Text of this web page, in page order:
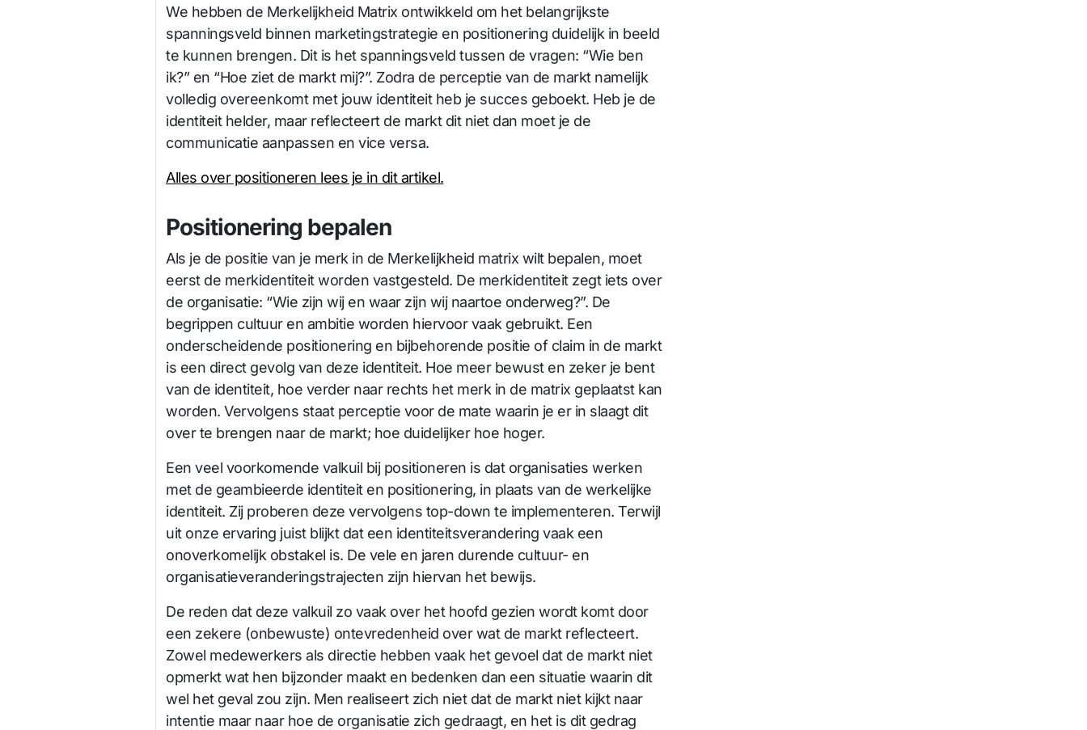
We hebben de Merkelijkheid Matrix ontwikkeld om het belangrijkste
spanningsveld binnen marketingstrategie en positionering duidelijk in beeld
te kunnen brengen. Dit is het spanningsveld tussen de vragen: “Wie ben
ik?” en “Hoe ziet de markt mij?”. Zodra de perceptie van de markt namelijk
volledig overeenkomt met jouw identiteit heb je succes geboekt. Heb je de
identiteit helder, maar reflecteert de markt dit niet dan moet je de
communicatie aanpassen en vice versa.
Alles over positioneren lees je in dit artikel.
Positionering bepalen
Als je de positie van je merk in de Merkelijkheid matrix wilt bepalen, moet
eerst de merkidentiteit worden vastgesteld. De merkidentiteit zegt iets over
de organisatie: “Wie zijn wij en waar zijn wij naartoe onderweg?”. De
begrippen cultuur en ambitie worden hiervoor vaak gebruikt. Een
onderscheidende positionering en bijbehorende positie of claim in de markt
is een direct gevolg van deze identiteit. Hoe meer bewust en zeker je bent
van de identiteit, hoe verder naar rechts het merk in de matrix geplaatst kan
worden. Vervolgens staat perceptie voor de mate waarin je er in slaagt dit
over te brengen naar de markt; hoe duidelijker hoe hoger.
Een veel voorkomende valkuil bij positioneren is dat organisaties werken
met de geambieerde identiteit en positionering, in plaats van de werkelijke
identiteit. Zij proberen deze vervolgens top-down te implementeren. Terwijl
uit onze ervaring juist blijkt dat een identiteitsverandering vaak een
onoverkomelijk obstakel is. De vele en jaren durende cultuur- en
organisatieveranderingstrajecten zijn hiervan het bewijs.
De reden dat deze valkuil zo vaak over het hoofd gezien wordt komt door
een zekere (onbewuste) ontevredenheid over wat de markt reflecteert.
Zowel medewerkers als directie hebben vaak het gevoel dat de markt niet
opmerkt wat hen bijzonder maakt en bedenken dan een situatie waarin dit
wel het geval zou zijn. Men realiseert zich niet dat de markt niet kijkt naar
intentie maar naar hoe de organisatie zich gedraagt, en het is dit gedrag